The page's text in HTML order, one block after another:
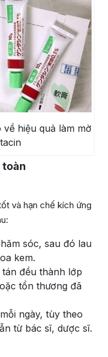
hiệu quả làm mờ
toàn
và hạn chế kích ứng
sóc, sau đó lau
kem.
đều thành lớp
tổn thương đã
ngày, tùy theo
từ bác sĩ, dược sĩ.